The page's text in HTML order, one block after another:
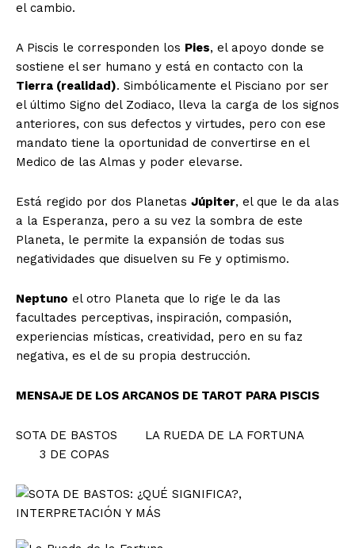
el cambio.
A Piscis le corresponden los Pies, el apoyo donde se
sostiene el ser humano y está en contacto con la
Tierra (realidad). Simbólicamente el Pisciano por ser
el último Signo del Zodiaco, lleva la carga de los signos
anteriores, con sus defectos y virtudes, pero con ese
mandato tiene la oportunidad de convertirse en el
Medico de las Almas y poder elevarse.
Está regido por dos Planetas Júpiter, el que le da alas
a la Esperanza, pero a su vez la sombra de este
Planeta, le permite la expansión de todas sus
negatividades que disuelven su Fe y optimismo.
Neptuno el otro Planeta que lo rige le da las
facultades perceptivas, inspiración, compasión,
experiencias místicas, creatividad, pero en su faz
negativa, es el de su propia destrucción.
MENSAJE DE LOS ARCANOS DE TAROT PARA PISCIS
SOTA DE BASTOS LA RUEDA DE LA FORTUNA
3 DE COPAS